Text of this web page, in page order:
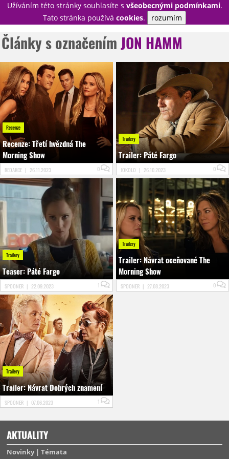
Užíváním této stránky souhlasíte s všeobecnými podmínkami.
Tato stránka používá cookies. rozumím
PŘIHLÁSIT
NOVINKY
TÉMATA
RECENZE
EPIZODY
KULT
TRAILERY
GALERIE
DISKUZE
STATISTIKY
TIRÁŽ
Články s označenímJON HAMM
Recenze
Recenze: Třetí hvězdná The
Morning Show
REDAKCE | 26.11.2023 0
Trailery
Trailer: Páté Fargo
JOKOLO | 26.10.2023 0
Trailery
Teaser: Páté Fargo
SPOONER | 22.09.2023 1
Trailery
Trailer: Návrat oceňované The
Morning Show
SPOONER | 27.08.2023 0
Trailery
Trailer: Návrat Dobrých znamení
SPOONER | 07.06.2023 1
AKTUALITY
Novinky Témata